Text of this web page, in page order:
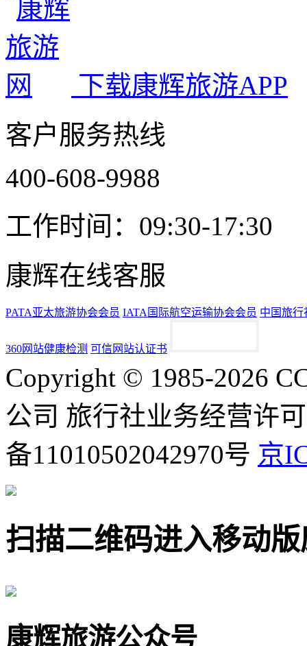
下载康辉旅游APP
客户服务热线
400-608-9988
工作时间：09:30-17:30
康辉在线客服
PATA亚太旅游协会会员 IATA国际航空运输协会会员 中国旅行
360网站健康检测 可信网站认证书
Copyright © 1985-2026
公司 旅行社业务经营许
备11010502042970号 京
扫描二维码进入移动
康辉旅游公众号